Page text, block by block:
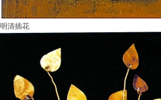
明清插花